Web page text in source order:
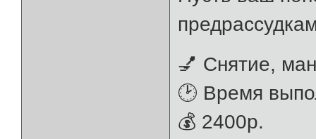
💅 Снятие,
🕑 Время
💰 2400р.